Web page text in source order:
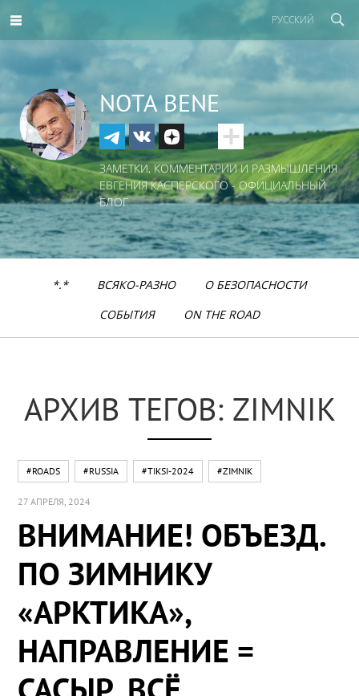
РУССКИЙ
NOTA BENE
ЗАМЕТКИ, КОММЕНТАРИИ И РАЗМЫШЛЕНИЯ
ЕВГЕНИЯ КАСПЕРСКОГО - ОФИЦИАЛЬНЫЙ
БЛОГ
*.* ВСЯКО-РАЗНО
О БЕЗОПАСНОСТИ
СОБЫТИЯ
ON THE ROAD
АРХИВ ТЕГОВ: ZIMNIK
#ROADS #RUSSIA #TIKSI-2024 #ZIMNIK
27 АПРЕЛЯ, 2024
ВНИМАНИЕ! ОБЪЕЗД.
ПО ЗИМНИКУ
«АРКТИКА»,
НАПРАВЛЕНИЕ =